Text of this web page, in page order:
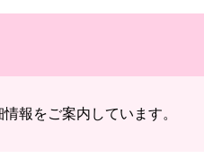
報をご案内しています。